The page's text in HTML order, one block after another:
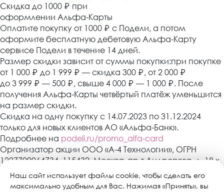
Наш сайт использует файлы cookie, чтобы сделать его
максимально удобным для Вас. Нажимая «Принять», вы
Cкидка до 1000 ₽ при
оформлении Альфа-Карты
Оплатите покупку от 1000 ₽ с Подели, а потом
оформите бесплатную дебетовую Альфа-Карту
сервисе Подели в течение 14 дней.
Размер скидки зависит от суммы покупки:при покупке
от 1 000 ₽ до 1 999 ₽ — скидка 300 ₽ , от 2 000 ₽
до 3 999 ₽ — 500 ₽ , свыше 4 000 ₽ — 1 000 ₽. После
получения Альфа-Карты четвёртый платёж уменьшится
на размер скидки.
Скидка на одну покупку с 14.07.2023 по 31.12.2024
только для новых клиентов АО «Альфа-Банк».
Подробнее на podeli.ru/promo_alfa-card
Организатор акции ООО «А-4 Технологии», ОГРН
1227700064734, 115432, Москва, пр-т Андропова, д. 18 к.
3, эт./пом./ком. 9/XIV/1. АО «Альфа-Банк»,
Генеральная лицензия банка России № 1326 от 16